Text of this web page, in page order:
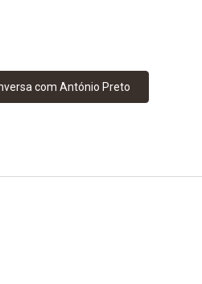
com António Preto